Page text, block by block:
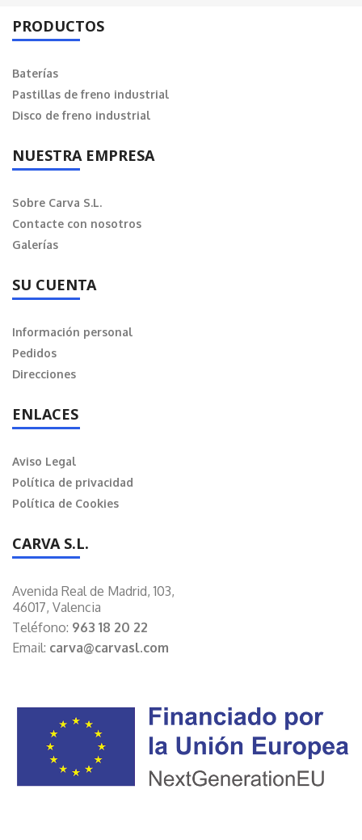
PRODUCTOS
Baterías
Pastillas de freno industrial
Disco de freno industrial
NUESTRA EMPRESA
Sobre Carva S.L.
Contacte con nosotros
Galerías
SU CUENTA
Información personal
Pedidos
Direcciones
ENLACES
Aviso Legal
Política de privacidad
Política de Cookies
CARVA S.L.
Avenida Real de Madrid, 103,
46017, Valencia
Teléfono: 963 18 20 22
Email: carva@carvasl.com